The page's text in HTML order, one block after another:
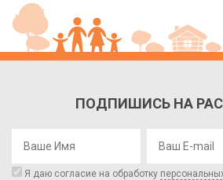
ПОДПИШИСЬ НА
Я даю согласие на обработку